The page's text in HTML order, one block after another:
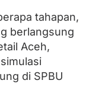
tahapan,
berlangsung
Aceh,
di SPBU